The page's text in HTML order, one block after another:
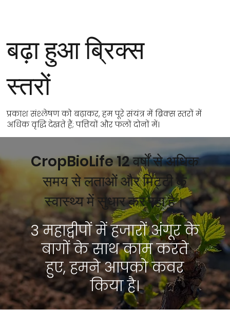
बढ़ा हुआ ब्रिक्स
स्तरों
प्रकाश संश्लेषण को बढ़ाकर, हम पूरे संयंत्र में ब्रिक्स स्तरों में
अधिक वृद्धि देखते हैं; पत्तियों और फलों दोनों में।
CropBioLife 12 वर्षों से अधिक
समय से लताओं और मिट्टी के
स्वास्थ्य में सुधार कर रहा है।
3 महाद्वीपों में हजारों अंगूर के
बागों के साथ काम करते
हुए, हमने आपको कवर
किया है।